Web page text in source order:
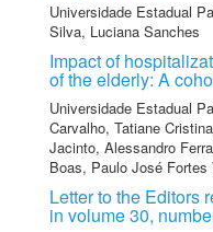
Universidade Estadual
Silva, Luciana Sanches
Impact of
of the elderly: A
Universidade Estadual
Carvalho, Tatiane Cristina
Jacinto, Alessandro
Boas, Paulo José Fortes
Letter to the Editors
in volume 30,